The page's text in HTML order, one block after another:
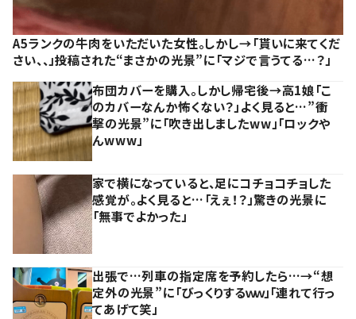
A5ランクの牛肉をいただいた女性。しかし→「貰いに来てくだ
さい、、」投稿された“まさかの光景”に「マジで言うてる…？」
布団カバーを購入。しかし帰宅後→高1娘「こ
のカバーなんか怖くない？」よく見ると…”衝
撃の光景”に「吹き出しましたww」「ロックや
んwww」
家で横になっていると、足にコチョコチョした
感覚が。よく見ると…「えぇ！？」驚きの光景に
「無事でよかった」
出張で…列車の指定席を予約したら…→“想
定外の光景”に「びっくりするｗｗ」「連れて行っ
てあげて笑」